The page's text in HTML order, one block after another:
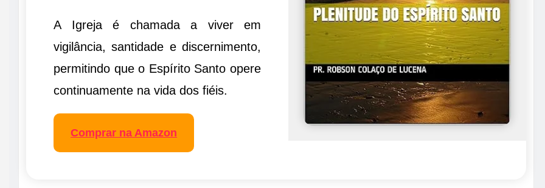
A Igreja é chamada a viver em
vigilância, santidade e discernimento,
permitindo que o Espírito Santo opere
continuamente na vida dos fiéis.
Comprar na Amazon